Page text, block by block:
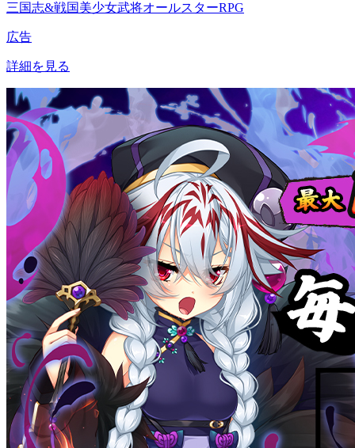
三国志&戦国美少女武将オールスターRPG
広告
詳細を見る